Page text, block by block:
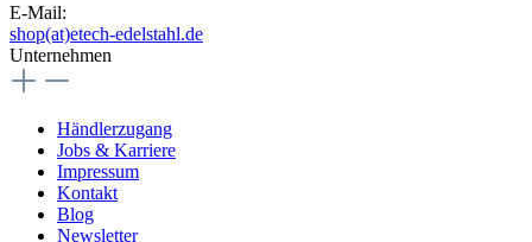
E-Mail:
shop(at)etech-edelstahl.de
Unternehmen
Händlerzugang
Jobs & Karriere
Impressum
Kontakt
Blog
Newsletter